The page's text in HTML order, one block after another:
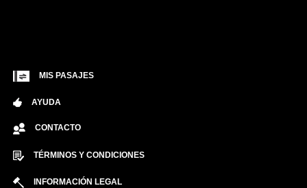
MIS PASAJES
AYUDA
CONTACTO
TÉRMINOS Y CONDICIONES
INFORMACIÓN LEGAL